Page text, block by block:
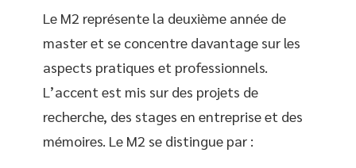
Le M2 représente la deuxième année de
master et se concentre davantage sur les
aspects pratiques et professionnels.
L’accent est mis sur des projets de
recherche, des stages en entreprise et des
mémoires. Le M2 se distingue par :